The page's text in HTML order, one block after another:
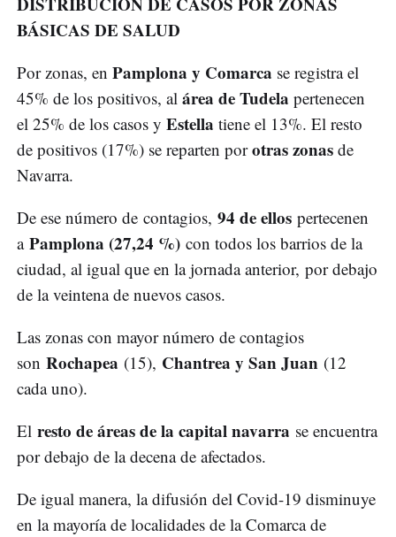
BÁSICAS DE SALUD
Por zonas, en Pamplona y Comarca se registra el
45% de los positivos, al área de Tudela pertenecen
el 25% de los casos y Estella tiene el 13%. El resto
de positivos (17%) se reparten porotras zonas de
Navarra.
De ese número de contagios, 94 de ellos pertecenen
a Pamplona (27,24 %) con todos los barrios de la
ciudad, al igual que en la jornada anterior, por debajo
de la veintena de nuevos casos.
Las zonas con mayor número de contagios
son Rochapea (15), Chantrea y San Juan (12
cada uno).
El resto de áreas de la capital navarra se encuentra
por debajo de la decena de afectados.
De igual manera, la difusión del Covid-19 disminuye
en la mayoría de localidades de la Comarca de